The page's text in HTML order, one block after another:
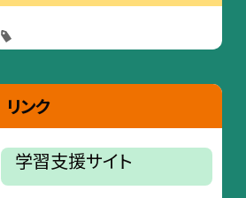
リンク
学習支援サイト